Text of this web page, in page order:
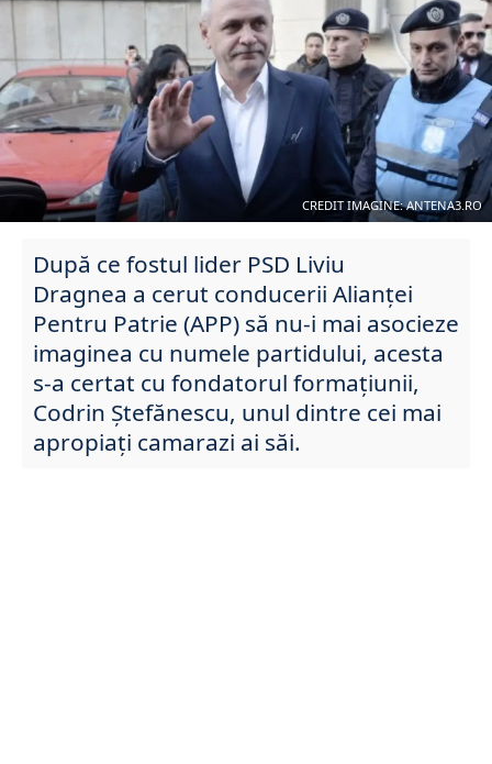
CREDIT IMAGINE: ANTENA3.RO
După ce fostul lider PSD Liviu
Dragnea a cerut conducerii Alianței
Pentru Patrie (APP) să nu-i mai asocieze
imaginea cu numele partidului, acesta
s-a certat cu fondatorul formațiunii,
Codrin Ștefănescu, unul dintre cei mai
apropiați camarazi ai săi.